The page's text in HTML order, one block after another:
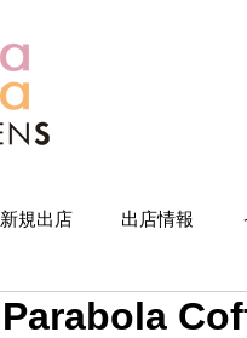
新規出店 出店情報
Parabola